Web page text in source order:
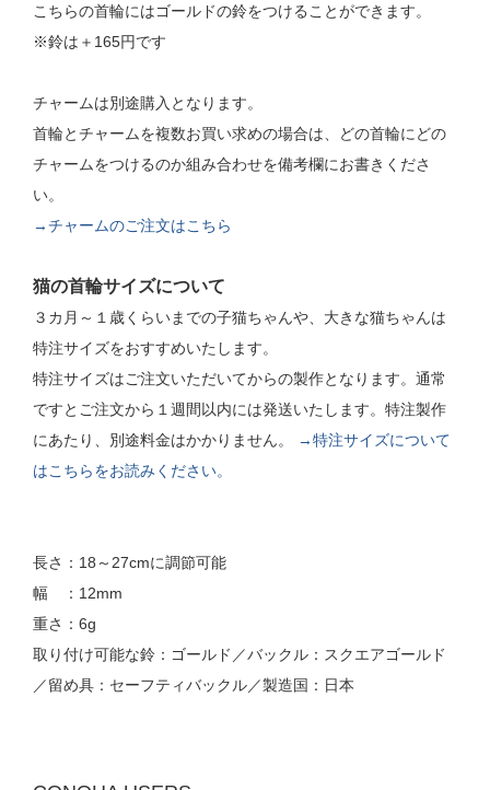
こちらの首輪にはゴールドの鈴をつけることができます。
※鈴は＋165円です
チャームは別途購入となります。
首輪とチャームを複数お買い求めの場合は、どの首輪にどの
チャームをつけるのか組み合わせを備考欄にお書きくださ
い。
→チャームのご注文はこちら
猫の首輪サイズについて
３カ月～１歳くらいまでの子猫ちゃんや、大きな猫ちゃんは
特注サイズをおすすめいたします。
特注サイズはご注文いただいてからの製作となります。通常
ですとご注文から１週間以内には発送いたします。特注製作
にあたり、別途料金はかかりません。
→特注サイズについて
はこちらをお読みください。
長さ：18～27cmに調節可能
幅 ：12mm
重さ：6g
取り付け可能な鈴：ゴールド／バックル：スクエアゴールド
／留め具：セーフティバックル／製造国：日本